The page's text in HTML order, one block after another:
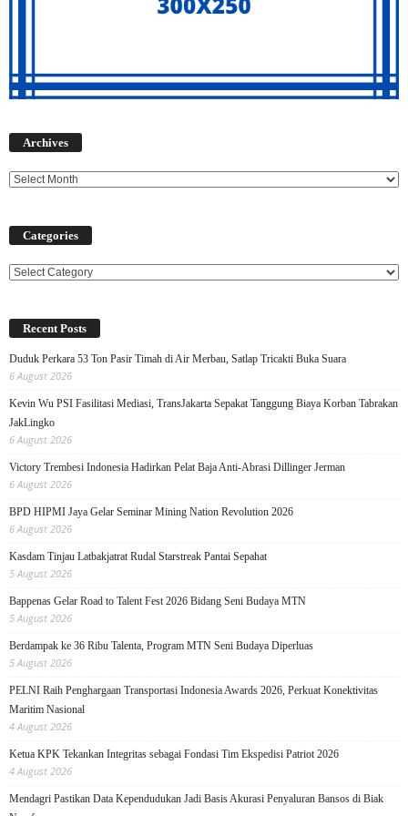
Archives
Categories
Categories
Recent Posts
Duduk Perkara 53 Ton Pasir Timah di Air Merbau, Satlap Tricakti Buka Suara
6 August 2026
Kevin Wu PSI Fasilitasi Mediasi, TransJakarta Sepakat Tanggung Biaya Korban Tabrakan
JakLingko
6 August 2026
Victory Trembesi Indonesia Hadirkan Pelat Baja Anti-Abrasi Dillinger Jerman
6 August 2026
BPD HIPMI Jaya Gelar Seminar Mining Nation Revolution 2026
6 August 2026
Kasdam Tinjau Latbakjatrat Rudal Starstreak Pantai Sepahat
5 August 2026
Bappenas Gelar Road to Talent Fest 2026 Bidang Seni Budaya MTN
5 August 2026
Berdampak ke 36 Ribu Talenta, Program MTN Seni Budaya Diperluas
5 August 2026
PELNI Raih Penghargaan Transportasi Indonesia Awards 2026, Perkuat Konektivitas
Maritim Nasional
4 August 2026
Ketua KPK Tekankan Integritas sebagai Fondasi Tim Ekspedisi Patriot 2026
4 August 2026
Mendagri Pastikan Data Kependudukan Jadi Basis Akurasi Penyaluran Bansos di Biak